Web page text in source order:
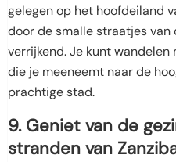
gelegen op het hoofdeiland
door de smalle straatjes van
verrijkend. Je kunt wandelen
die je meeneemt naar de
prachtige stad.
9. Geniet van de
stranden van